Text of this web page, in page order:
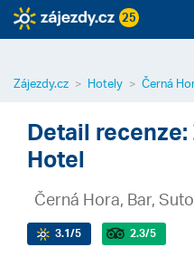
25
Zájezdy.cz Hotely Černá
Detail
Hotel
Černá Hora, Bar,
3.1/5 2.3/5